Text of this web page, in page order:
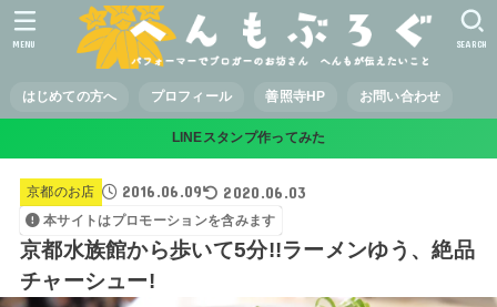
はじめての方へ プロフィール 善照寺HP お問い合わせ
SEARCH
MENU
LINEスタンプ作ってみた
京都のお店 2016.06.09 2020.06.03
本サイトはプロモーションを含みます
京都水族館から歩いて5分!!ラーメンゆう、絶品
チャーシュー!